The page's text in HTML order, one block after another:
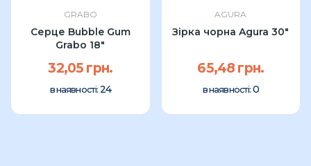
GRABO
Серце Bubble Gum
Grabo 18"
32,05 грн.
в наявності: 24
AGURA
Зірка чорна Agura 30″
65,48 грн.
в наявності: 0